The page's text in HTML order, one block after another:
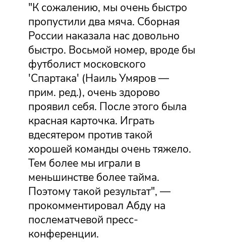
"К сожалению, мы очень быстро
пропустили два мяча. Сборная
России наказала нас довольно
быстро. Восьмой номер, вроде бы
футболист московского
'Спартака' (Наиль Умяров —
прим. ред.), очень здорово
проявил себя. После этого была
красная карточка. Играть
вдесятером против такой
хорошей команды очень тяжело.
Тем более мы играли в
меньшинстве более тайма.
Поэтому такой результат", —
прокомментировал Абду на
послематчевой пресс-
конференции.